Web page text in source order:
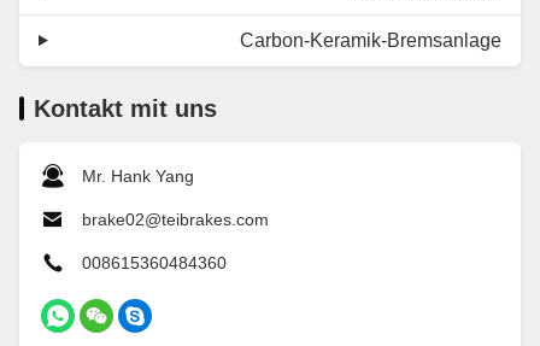
Carbon-Keramik-Bremsanlage
Kontakt mit uns
Mr. Hank Yang
brake02@teibrakes.com
008615360484360